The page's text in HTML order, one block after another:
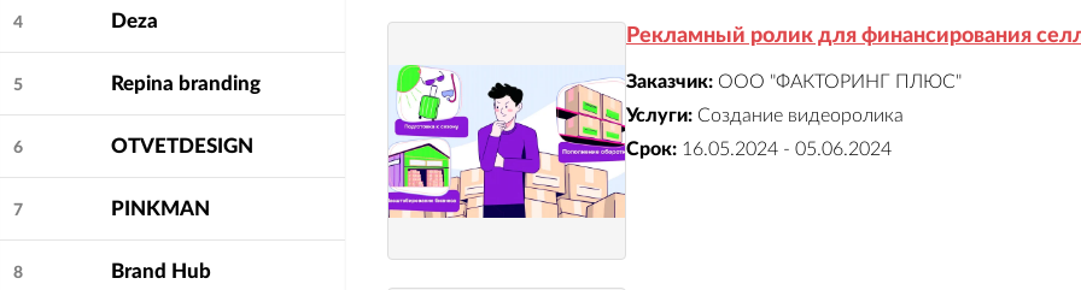
4 Deza
5 Repina branding
6 OTVETDESIGN
7 PINKMAN
8 Brand Hub
Рекламный ролик для финансирования
Заказчик: ООО "ФАКТОРИНГ ПЛЮС"
Услуги: Создание видеоролика
Срок: 16.05.2024 - 05.06.2024